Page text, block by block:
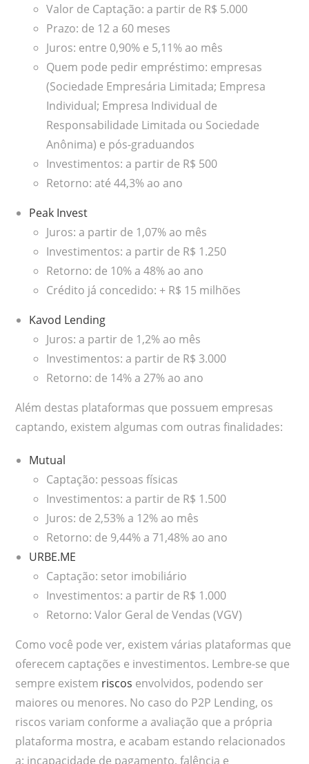
Valor de Captação: a partir de R$ 5.000
Prazo: de 12 a 60 meses
Juros: entre 0,90% e 5,11% ao mês
Quem pode pedir empréstimo: empresas
(Sociedade Empresária Limitada; Empresa
Individual; Empresa Individual de
Responsabilidade Limitada ou Sociedade
Anônima) e pós-graduandos
Investimentos: a partir de R$ 500
Retorno: até 44,3% ao ano
Peak Invest
Juros: a partir de 1,07% ao mês
Investimentos: a partir de R$ 1.250
Retorno: de 10% a 48% ao ano
Crédito já concedido: + R$ 15 milhões
Kavod Lending
Juros: a partir de 1,2% ao mês
Investimentos: a partir de R$ 3.000
Retorno: de 14% a 27% ao ano
Além destas plataformas que possuem empresas
captando, existem algumas com outras finalidades:
Mutual
Captação: pessoas físicas
Investimentos: a partir de R$ 1.500
Juros: de 2,53% a 12% ao mês
Retorno: de 9,44% a 71,48% ao ano
URBE.ME
Captação: setor imobiliário
Investimentos: a partir de R$ 1.000
Retorno: Valor Geral de Vendas (VGV)
Como você pode ver, existem várias plataformas que
oferecem captações e investimentos. Lembre-se que
sempre existem riscos envolvidos, podendo ser
maiores ou menores. No caso do P2P Lending, os
riscos variam conforme a avaliação que a própria
plataforma mostra, e acabam estando relacionados
a: incapacidade de pagamento, falência e